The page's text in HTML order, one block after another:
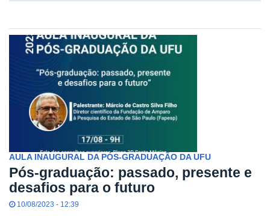
AULA INAUGURAL DA PÓS-GRADUAÇÃO DA UFU
Pós-graduação: passado, presente e
desafios para o futuro
10/08/2023 - 12:39